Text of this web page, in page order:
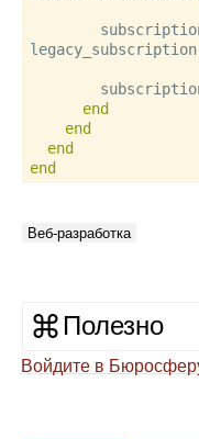
end
end
end
end
Веб‑разработка
Полезно
Войдите в